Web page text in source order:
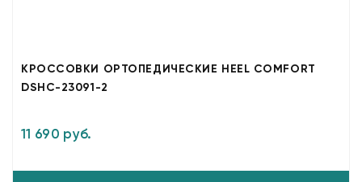
КРОССОВКИ ОРТОПЕДИЧЕСКИЕ HEEL COMFORT
DSHC-23091-2
11 690 руб.